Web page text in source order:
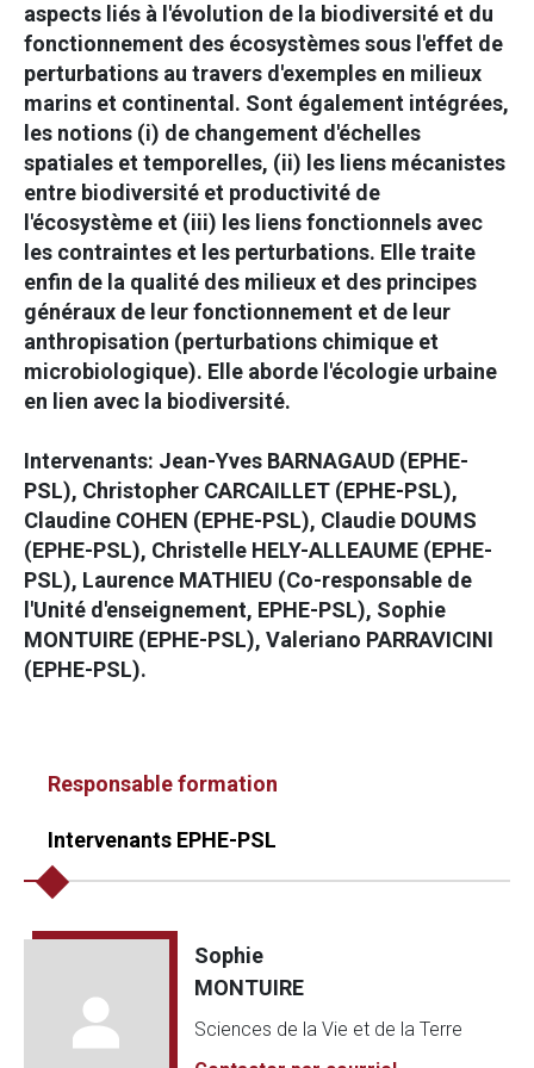
aspects liés à l'évolution de la biodiversité et du
fonctionnement des écosystèmes sous l'effet de
perturbations au travers d'exemples en milieux
marins et continental. Sont également intégrées,
les notions (i) de changement d'échelles
spatiales et temporelles, (ii) les liens mécanistes
entre biodiversité et productivité de
l'écosystème et (iii) les liens fonctionnels avec
les contraintes et les perturbations. Elle traite
enfin de la qualité des milieux et des principes
généraux de leur fonctionnement et de leur
anthropisation (perturbations chimique et
microbiologique). Elle aborde l'écologie urbaine
en lien avec la biodiversité.
Intervenants: Jean-Yves BARNAGAUD (EPHE-
PSL), Christopher CARCAILLET (EPHE-PSL),
Claudine COHEN (EPHE-PSL), Claudie DOUMS
(EPHE-PSL), Christelle HELY-ALLEAUME (EPHE-
PSL), Laurence MATHIEU (Co-responsable de
l'Unité d'enseignement, EPHE-PSL), Sophie
MONTUIRE (EPHE-PSL), Valeriano PARRAVICINI
(EPHE-PSL).
Responsable formation
Intervenants EPHE-PSL
Sophie
MONTUIRE
Sciences de la Vie et de la Terre